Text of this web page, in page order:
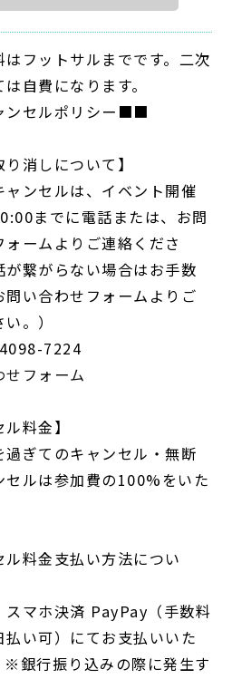
フットサルまでです。二次
自費になります。
セルポリシー■■
り消しについて】
ャンセルは、イベント開催
までに電話または、お問
ォームよりご連絡くださ
が繋がらない場合はお手数
問い合わせフォームよりご
。）
7224
せフォーム
ル料金】
過ぎてのキャンセル・無断
セルは参加費の100%をいた
ル料金支払い方法につい
スマホ決済 PayPay（手数料
払い可）にてお支払いいた
※銀行振り込みの際に発生す